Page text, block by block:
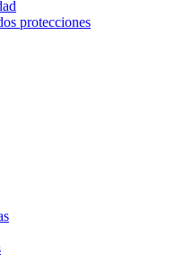
protecciones